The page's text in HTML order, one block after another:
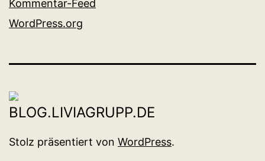
Kommentar-Feed
WordPress.org
Stolz präsentiert von WordPress.